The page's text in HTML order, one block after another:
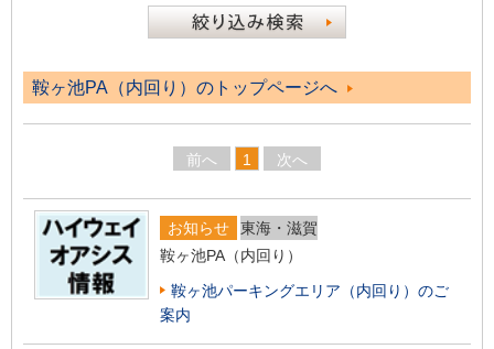
鞍ヶ池PA（内回り）のトップページへ
前へ 1 次へ
お知らせ
東海・滋賀
鞍ヶ池PA（内回り）
鞍ヶ池パーキングエリア（内回り）のご
案内